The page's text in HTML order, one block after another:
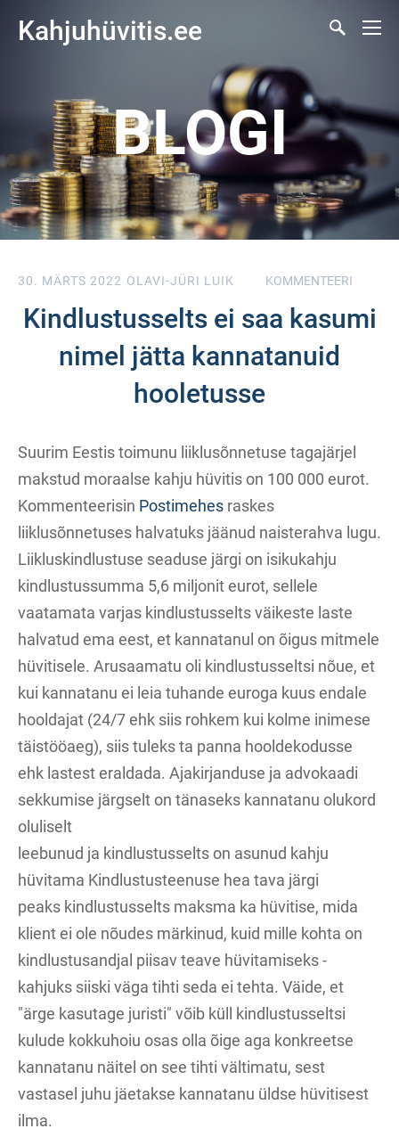
Kahjuhüvitis.ee
BLOGI
30. MÄRTS 2022 OLAVI-JÜRI LUIK KOMMENTEERI
Kindlustusselts ei saa kasumi
nimel jätta kannatanuid
hooletusse
Suurim Eestis toimunu liiklusõnnetuse tagajärjel
makstud moraalse kahju hüvitis on 100 000 eurot.
Kommenteerisin Postimehes raskes
liiklusõnnetuses halvatuks jäänud naisterahva lugu.
Liikluskindlustuse seaduse järgi on isikukahju
kindlustussumma 5,6 miljonit eurot, sellele
vaatamata varjas kindlustusselts väikeste laste
halvatud ema eest, et kannatanul on õigus mitmele
hüvitisele. Arusaamatu oli kindlustusseltsi nõue, et
kui kannatanu ei leia tuhande euroga kuus endale
hooldajat (24/7 ehk siis rohkem kui kolme inimese
täistööaeg), siis tuleks ta panna hooldekodusse
ehk lastest eraldada. Ajakirjanduse ja advokaadi
sekkumise järgselt on tänaseks kannatanu olukord
oluliselt
leebunud ja kindlustusselts on asunud kahju
hüvitama Kindlustusteenuse hea tava järgi
peaks kindlustusselts maksma ka hüvitise, mida
klient ei ole nõudes märkinud, kuid mille kohta on
kindlustusandjal piisav teave hüvitamiseks -
kahjuks siiski väga tihti seda ei tehta. Väide, et
"ärge kasutage juristi" võib küll kindlustusseltsi
kulude kokkuhoiu osas olla õige aga konkreetse
kannatanu näitel on see tihti vältimatu, sest
vastasel juhu jäetakse kannatanu üldse hüvitisest
ilma.